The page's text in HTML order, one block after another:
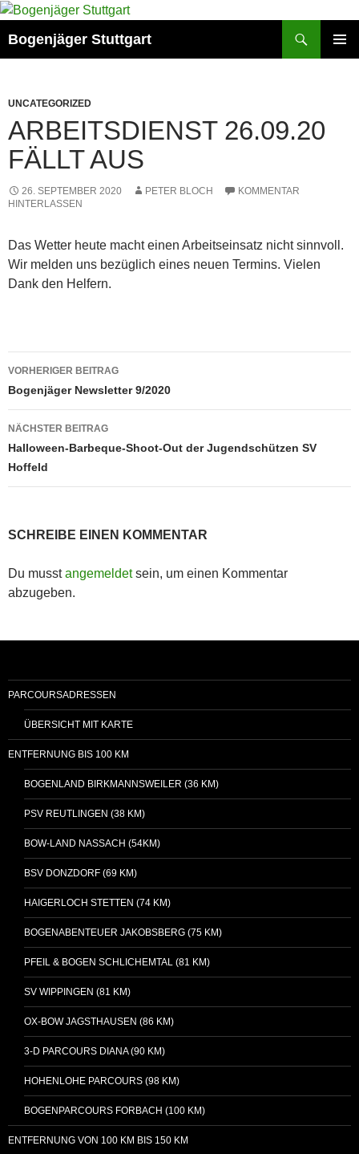
Zum
springen
Bogenjäger Stuttgart
UNCATEGORIZED
ARBEITSDIENST 26.09.20
FÄLLT AUS
26. SEPTEMBER 2020 PETER BLOCH
KOMMENTAR
HINTERLASSEN
Das Wetter heute macht einen Arbeitseinsatz nicht sinnvoll.
Wir melden uns bezüglich eines neuen Termins. Vielen
Dank den Helfern.
Beitragsnavigation
VORHERIGER BEITRAG
Bogenjäger Newsletter 9/2020
NÄCHSTER BEITRAG
Halloween-Barbeque-Shoot-Out der Jugendschützen SV
Hoffeld
SCHREIBE EINEN KOMMENTAR
Du musstangemeldetsein, um einen Kommentar
abzugeben.
PARCOURSADRESSEN
ÜBERSICHT MIT KARTE
ENTFERNUNG BIS 100 KM
BOGENLAND BIRKMANNSWEILER (36 KM)
PSV REUTLINGEN (38 KM)
BOW-LAND NASSACH (54KM)
BSV DONZDORF (69 KM)
HAIGERLOCH STETTEN (74 KM)
BOGENABENTEUER JAKOBSBERG (75 KM)
PFEIL & BOGEN SCHLICHEMTAL (81 KM)
SV WIPPINGEN (81 KM)
OX-BOW JAGSTHAUSEN (86 KM)
3-D PARCOURS DIANA (90 KM)
HOHENLOHE PARCOURS (98 KM)
BOGENPARCOURS FORBACH (100 KM)
ENTFERNUNG VON 100 KM BIS 150 KM